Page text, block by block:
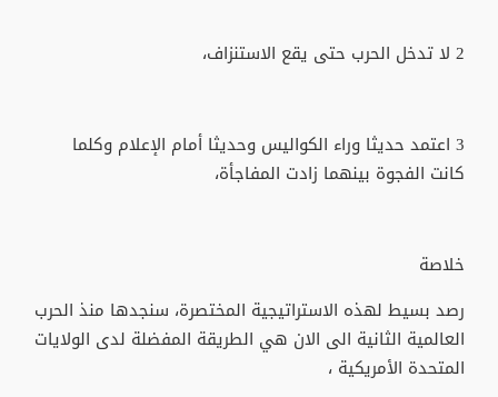
2 لا تدخل الحرب حتى يقع الاستنزاف،
3 اعتمد حديثا وراء الكواليس وحديثا أمام الإعلام وكلما
كانت الفجوة بينهما زادت المفاجأة،
خلاصة
رصد بسيط لهذه الاستراتيجية المختصرة، سنجدها منذ الحرب
العالمية الثانية الى الان هي الطريقة المفضلة لدى الولايات
المتحدة الأمريكية ،